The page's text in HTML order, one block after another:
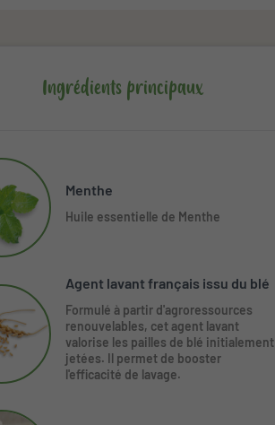
Ingrédients principaux
Menthe
Huile essentielle de Menthe
Agent lavant français issu du blé
Formulé à partir d'agroressources
renouvelables, cet agent lavant
valorise les pailles de blé initialement
jetées. Il permet de booster
l'efficacité de lavage.